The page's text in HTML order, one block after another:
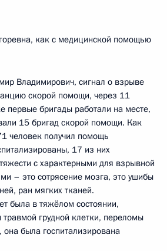
как с медицинской помощью
Владимирович, сигнал о взрыве
скорой помощи, через 11
первые бригады работали на месте,
15 бригад скорой помощи. Как
человек получил помощь
17 из них
с характерными для взрывной
– это сотрясение мозга, это ушибы
ран мягких тканей.
была в тяжёлом состоянии,
грудной клетки, переломы
она была госпитализирована